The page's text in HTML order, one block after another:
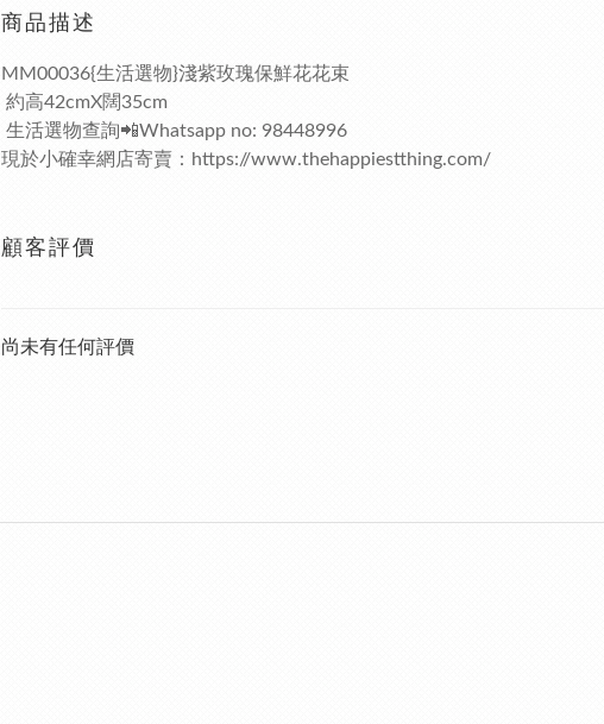
商品描述
MM00036{生活選物}淺紫玫瑰保鮮花花束
約高42cmX闊35cm
生活選物查詢📲Whatsapp no: 98448996
現於小確幸網店寄賣：https://www.thehappiestthing.com/
顧客評價
尚未有任何評價